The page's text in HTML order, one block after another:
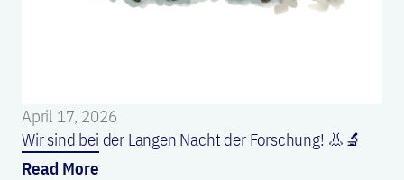
April 17, 2026
Wir sind bei der Langen Nacht der Forschung! 👃🔬
Read More